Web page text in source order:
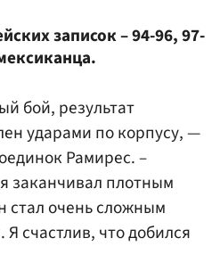
записок – 94-96, 97-
бой, результат
ударами по корпусу, —
Рамирес. –
заканчивал плотным
стал очень сложным
счастлив, что добился